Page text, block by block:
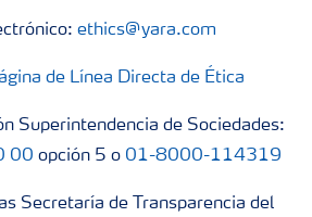
ethics@yara.com
de Línea Directa de Ética
Superintendencia de Sociedades:
00 opción 5 o 01-8000-114319
Secretaría de Transparencia del